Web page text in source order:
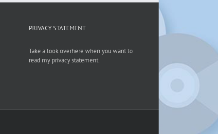
PRIVACY STATEMENT
Take a look overhere when you want to
read my privacy statement.